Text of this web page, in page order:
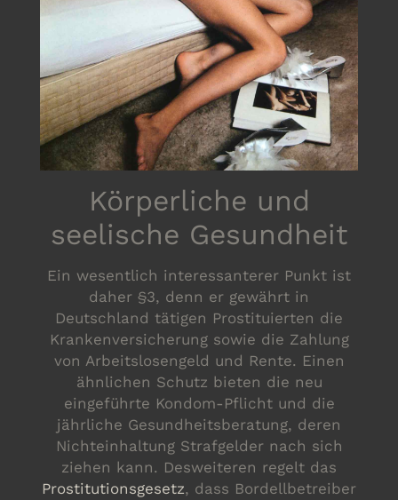
Körperliche und
seelische Gesundheit
Ein wesentlich interessanterer Punkt ist
daher §3, denn er gewährt in
Deutschland tätigen Prostituierten die
Krankenversicherung sowie die Zahlung
von Arbeitslosengeld und Rente. Einen
ähnlichen Schutz bieten die neu
eingeführte Kondom-Pflicht und die
jährliche Gesundheitsberatung, deren
Nichteinhaltung Strafgelder nach sich
ziehen kann. Desweiteren regelt das
Prostitutionsgesetz, dass Bordellbetreiber